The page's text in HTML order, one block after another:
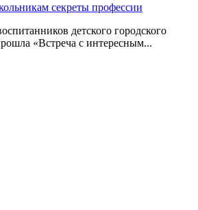
секреты профессии
детского городского
«Встреча с интересным...